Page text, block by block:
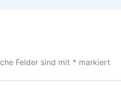
Felder sind mit * markiert